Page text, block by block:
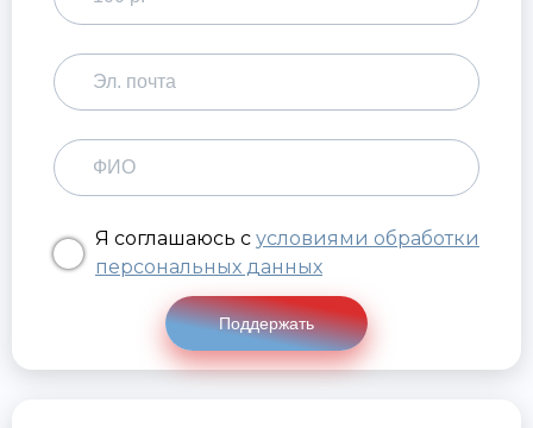
Я соглашаюсь с условиями обработки
персональных данных
Поддержать